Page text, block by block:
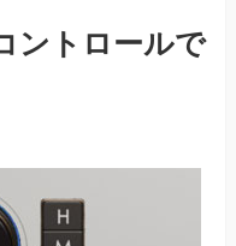
ントロールで